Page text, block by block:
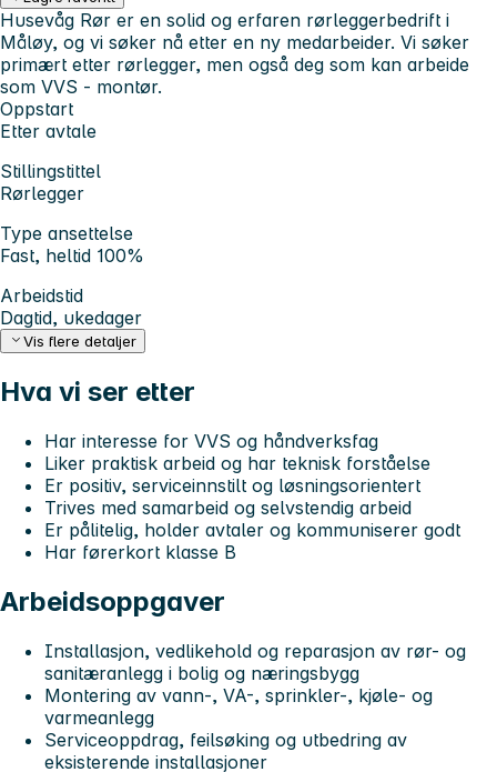
Husevåg Rør er en solid og erfaren rørleggerbedrift i
Måløy, og vi søker nå etter en ny medarbeider. Vi søker
primært etter rørlegger, men også deg som kan arbeide
som VVS - montør.
Oppstart
Etter avtale
Stillingstittel
Rørlegger
Type ansettelse
Fast, heltid 100%
Arbeidstid
Dagtid, ukedager
Vis flere detaljer
Hva vi ser etter
Har interesse for VVS og håndverksfag
Liker praktisk arbeid og har teknisk forståelse
Er positiv, serviceinnstilt og løsningsorientert
Trives med samarbeid og selvstendig arbeid
Er pålitelig, holder avtaler og kommuniserer godt
Har førerkort klasse B
Arbeidsoppgaver
Installasjon, vedlikehold og reparasjon av rør- og
sanitæranlegg i bolig og næringsbygg
Montering av vann-, VA-, sprinkler-, kjøle- og
varmeanlegg
Serviceoppdrag, feilsøking og utbedring av
eksisterende installasjoner